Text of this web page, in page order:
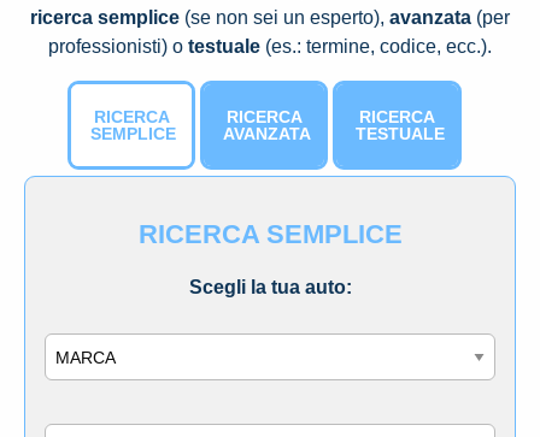
ricerca semplice (se non sei un esperto), avanzata (per
professionisti) o testuale (es.: termine, codice, ecc.).
RICERCA
SEMPLICE
RICERCA
AVANZATA
RICERCA
TESTUALE
RICERCA SEMPLICE
Scegli la tua auto: